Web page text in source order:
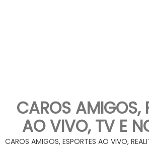
CAROS AMIGOS,
AO VIVO, TV E
CAROS AMIGOS, ESPORTES AO VIVO,